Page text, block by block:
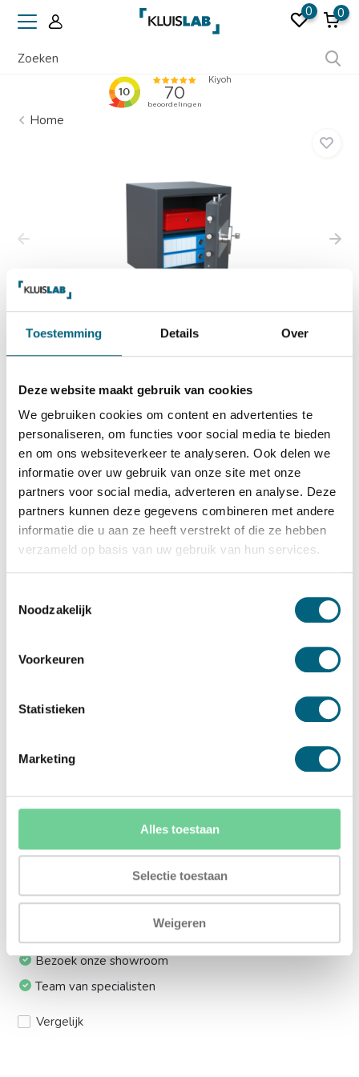
Toestemming Details Over
Deze website maakt gebruik van cookies
We gebruiken cookies om content en advertenties te
personaliseren, om functies voor social media te bieden
en om ons websiteverkeer te analyseren. Ook delen we
informatie over uw gebruik van onze site met onze
partners voor social media, adverteren en analyse. Deze
partners kunnen deze gegevens combineren met andere
informatie die u aan ze heeft verstrekt of die ze hebben
verzameld op basis van uw gebruik van hun services.
Noodzakelijk
Voorkeuren
Statistieken
Marketing
Alles toestaan
Selectie toestaan
Weigeren
0 0
Home
Salvus Ferrara 46 KL
Bekijk alles Inbraakwerende Kluis
1.289,-
Op voorraad: .
Bekijk de reviews
Zeer degelijke officieel ECB-S gecertificeerde
inbraakwerende privékluis in de klasse 1 / grade I / CEN 1
dubbelbaard sleutelslot....
Meerprijs installeren begane grond of op etage met
lift:
Ja (+€249,00)
Ik installeer de kluis graag zelf:
Ja, levering tot aan uw voordeur
Bezoek onze showroom
Team van specialisten
Vergelijk